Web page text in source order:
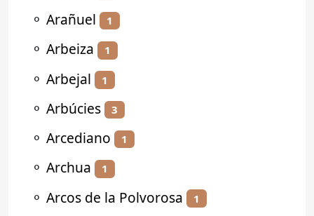
⚬ Arañuel 1
⚬ Arbeiza 1
⚬ Arbejal 1
⚬ Arbúcies 3
⚬ Arcediano 1
⚬ Archua 1
⚬ Arcos de la Polvorosa 1